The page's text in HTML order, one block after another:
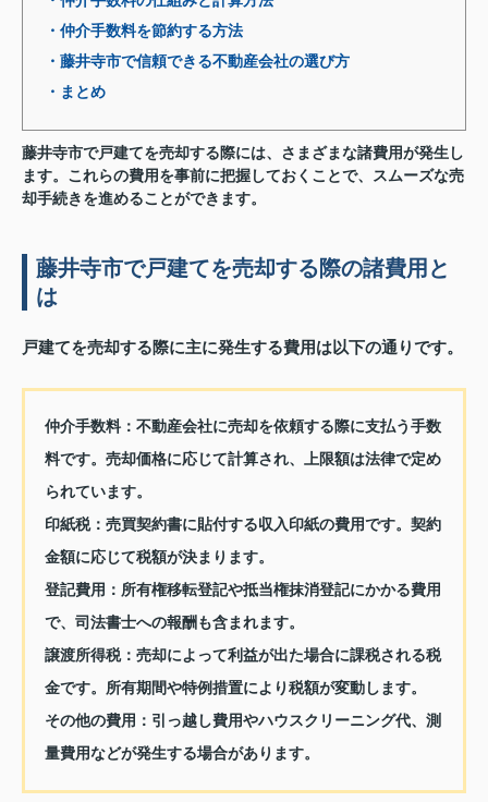
・仲介手数料を節約する方法
・藤井寺市で信頼できる不動産会社の選び方
・まとめ
藤井寺市で戸建てを売却する際には、さまざまな諸費用が発生し
ます。これらの費用を事前に把握しておくことで、スムーズな売
却手続きを進めることができます。
藤井寺市で戸建てを売却する際の諸費用と
は
戸建てを売却する際に主に発生する費用は以下の通りです。
仲介手数料：不動産会社に売却を依頼する際に支払う手数
料です。売却価格に応じて計算され、上限額は法律で定め
られています。
印紙税：売買契約書に貼付する収入印紙の費用です。契約
金額に応じて税額が決まります。
登記費用 ：所有権移転登記や抵当権抹消登記にかかる費用
で、司法書士への報酬も含まれます。
譲渡所得税：売却によって利益が出た場合に課税される税
金です。所有期間や特例措置により税額が変動します。
その他の費用 ：引っ越し費用やハウスクリーニング代、測
量費用などが発生する場合があります。